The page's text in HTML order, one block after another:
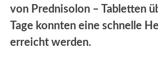
von Prednisolon – Tabletten
Tage konnten eine schnelle
erreicht werden.